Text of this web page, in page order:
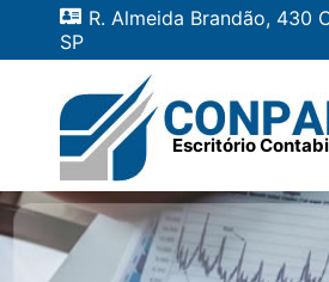
R. Almeida Brandão, 430
SP
Escritório